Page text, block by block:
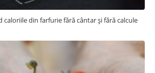
caloriile din farfurie fără cântar și fără calcule